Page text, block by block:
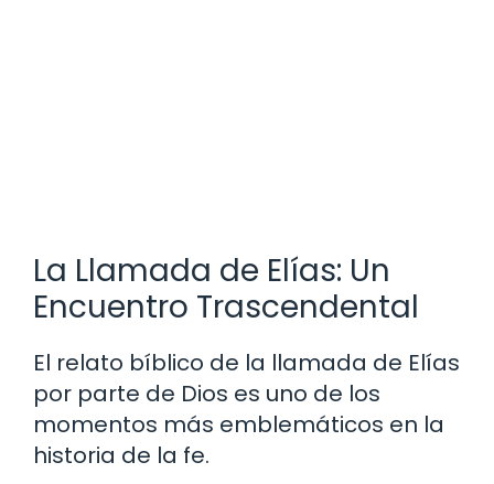
La Llamada de Elías: Un
Encuentro Trascendental
El relato bíblico de la llamada de Elías
por parte de Dios es uno de los
momentos más emblemáticos en la
historia de la fe.